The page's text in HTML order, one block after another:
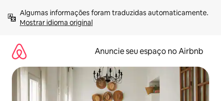
para
Mostrar idioma original
Anuncie seu espaço no Airbnb